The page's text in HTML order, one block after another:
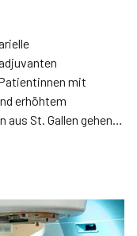
mit
erhöhtem
St. Gallen­ gehen